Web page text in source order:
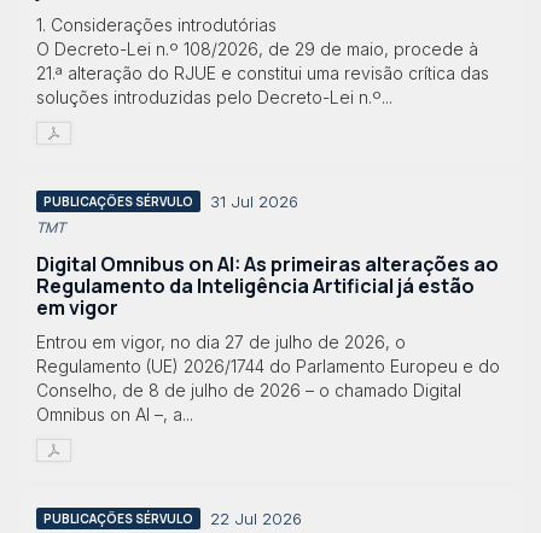
1. Considerações introdutórias
O Decreto-Lei n.º 108/2026, de 29 de maio, procede à
21.ª alteração do RJUE e constitui uma revisão crítica das
soluções introduzidas pelo Decreto-Lei n.º...
PUBLICAÇÕES SÉRVULO 31 Jul 2026
TMT
Digital Omnibus on AI: As primeiras alterações ao
Regulamento da Inteligência Artificial já estão
em vigor
Entrou em vigor, no dia 27 de julho de 2026, o
Regulamento (UE) 2026/1744 do Parlamento Europeu e do
Conselho, de 8 de julho de 2026 – o chamado Digital
Omnibus on AI –, a...
PUBLICAÇÕES SÉRVULO 22 Jul 2026